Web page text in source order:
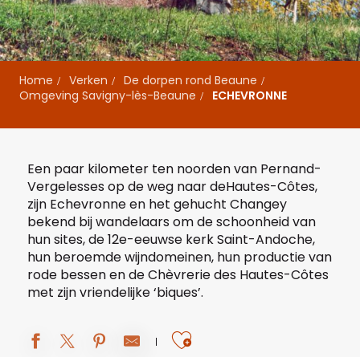
Home Verken
De dorpen rond Beaune
Omgeving Savigny-lès-Beaune
ECHEVRONNE
Een paar kilometer ten noorden van Pernand-
Vergelesses op de weg naar deHautes-Côtes,
zijn Echevronne en het gehucht Changey
bekend bij wandelaars om de schoonheid van
hun sites, de 12e-eeuwse kerk Saint-Andoche,
hun beroemde wijndomeinen, hun productie van
rode bessen en de Chèvrerie des Hautes-Côtes
met zijn vriendelijke ‘biques’.
Ajouter aux